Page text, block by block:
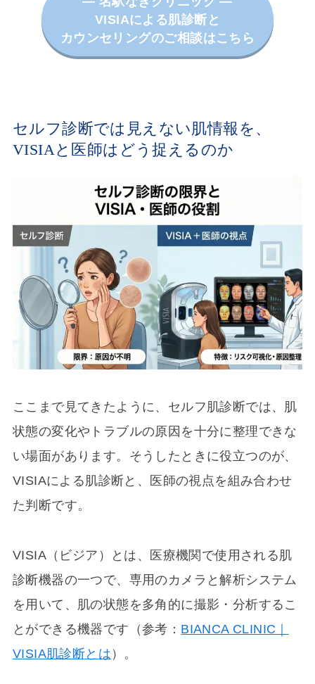
VISIAによる肌診断と
カウンセリングのご相談はこちら
セルフ診断では見えない肌情報を、
VISIAと医師はどう捉えるのか
ここまで見てきたように、セルフ肌診断では、肌
状態の変化やトラブルの原因を十分に整理できな
い場面があります。そうしたときに役立つのが、
VISIAによる肌診断と、医師の視点を組み合わせ
た判断です。
VISIA（ビジア）とは、医療機関で使用される肌
診断機器の一つで、専用のカメラと解析システム
を用いて、肌の状態を多角的に撮影・分析するこ
とができる機器です（参考： BIANCA CLINIC｜
VISIA肌診断とは ）。